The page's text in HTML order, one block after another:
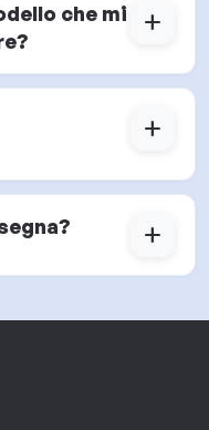
che mi
add
add
add